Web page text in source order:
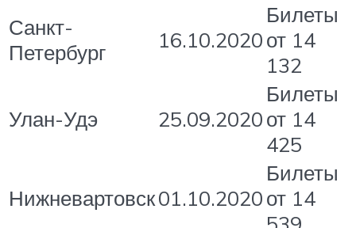
Санкт-
Петербург
16.10.2020
Билеты
от 14
132
Улан-Удэ 25.09.2020
Билеты
от 14
425
Нижневартовск01.10.2020
Билеты
от 14